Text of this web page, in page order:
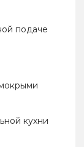
подаче
кухни